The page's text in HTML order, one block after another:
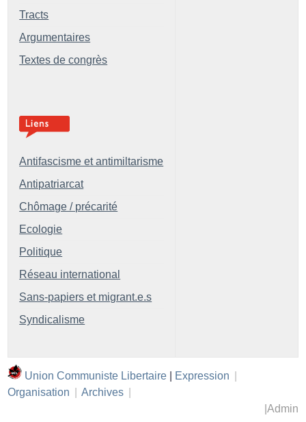
Tracts
Argumentaires
Textes de congrès
Antifascisme et antimiltarisme
Antipatriarcat
Chômage / précarité
Ecologie
Politique
Réseau international
Sans-papiers et migrant.e.s
Syndicalisme
Union Communiste Libertaire Expression
Organisation
Archives
Admin